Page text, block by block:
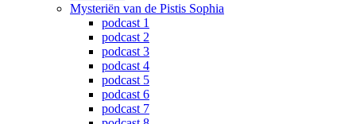
Mysteriën van de Pistis Sophia
podcast 1
podcast 2
podcast 3
podcast 4
podcast 5
podcast 6
podcast 7